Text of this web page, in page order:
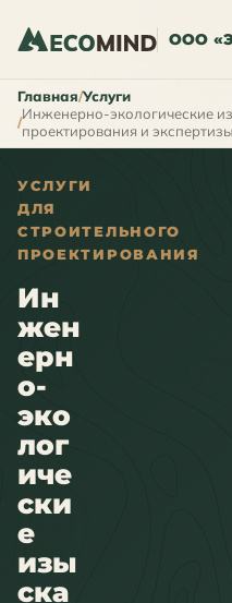
ООО
Главная Услуги
Инженерно-экологические
проектирования и экспертизы
УСЛУГИ
ДЛЯ
СТРОИТЕЛЬНОГО
ПРОЕКТИРОВАНИЯ
Ин
жен
ерн
о-
эко
лог
иче
ски
е
изы
ска